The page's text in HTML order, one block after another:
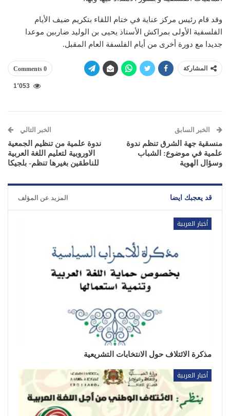
وقد قام رئيس مركز عناية في ختام اللقاء بتكريم ضيف الأيام
الفلسفية الأولى بمراكش الأستاذ يحيى بن الوليد ضاربين موعدا
جديدا مع دورة أخرى من أيام الفلسفة العام المقبل.
المشاركة 0 Comments
1٬053
الخبر السابق
منسقية جهة الشرق تنظم ندوة
علمية في موضوع: الشباب
وسؤال الهوية
الخبر التالي
ندوة علمية من تنظيم الجمعية
الاوروبية لتعليم اللغة العربية
للناطقين بغيرها تنظم- بلجيكا
قد يعجبك ايضا المزيد عن المؤلف
أخبار العربية
مذكرة الائتلاف حول الانتخابات التشريعية
أخبار العربية